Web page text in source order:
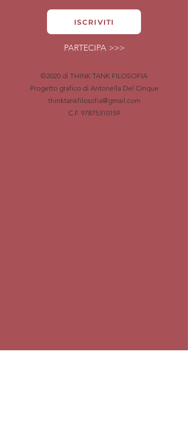
ISCRIVITI
PARTECIPA >>>
©2020 di THINK TANK FILOSOFIA
Progetto grafico di Antonella Del Cinque
thinktankfilosofia@gmail.com
C.F. 97875310159